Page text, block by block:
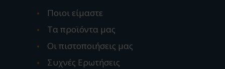
Ποιοι είμαστε
Τα προϊόντα μας
Οι πιστοποιήσεις μας
Συχνές Ερωτήσεις